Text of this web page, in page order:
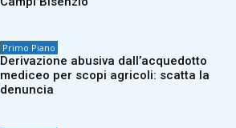
Primo Piano
Derivazione abusiva dall’acquedotto
mediceo per scopi agricoli: scatta la
denuncia